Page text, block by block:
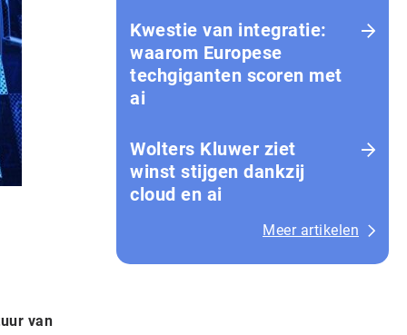
van
Kwestie van integratie:
waarom Europese
techgiganten scoren met
ai
Wolters Kluwer ziet
winst stijgen dankzij
cloud en ai
Meer artikelen